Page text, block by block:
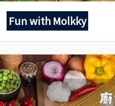
Fun with Molkky